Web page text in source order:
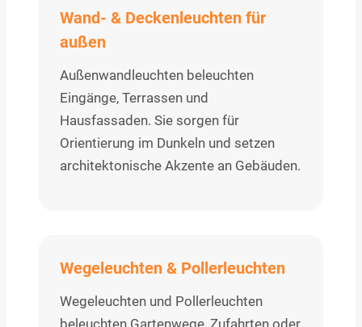
Wand- & Deckenleuchten für
außen
Außenwandleuchten beleuchten
Eingänge, Terrassen und
Hausfassaden. Sie sorgen für
Orientierung im Dunkeln und setzen
architektonische Akzente an Gebäuden.
Wegeleuchten & Pollerleuchten
Wegeleuchten und Pollerleuchten
beleuchten Gartenwege, Zufahrten oder